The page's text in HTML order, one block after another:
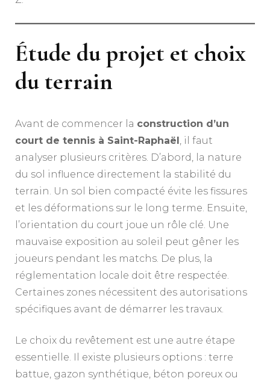
Étude du projet et choix
du terrain
Avant de commencer la construction d’un
court de tennis à Saint-Raphaël , il faut
analyser plusieurs critères. D’abord, la nature
du sol influence directement la stabilité du
terrain. Un sol bien compacté évite les fissures
et les déformations sur le long terme. Ensuite,
l’orientation du court joue un rôle clé. Une
mauvaise exposition au soleil peut gêner les
joueurs pendant les matchs. De plus, la
réglementation locale doit être respectée.
Certaines zones nécessitent des autorisations
spécifiques avant de démarrer les travaux.
Le choix du revêtement est une autre étape
essentielle. Il existe plusieurs options : terre
battue, gazon synthétique, béton poreux ou